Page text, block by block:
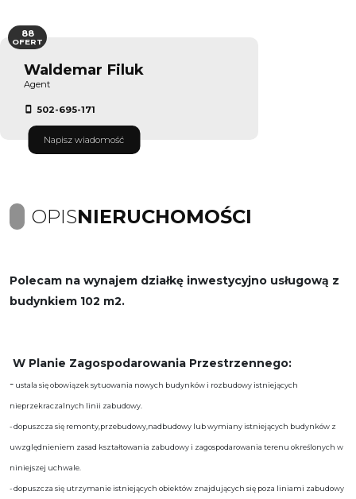
Waldemar Filuk
Agent
502-695-171
Napisz wiadomość
88
OFERT
OPISNIERUCHOMOŚCI
Polecam na wynajem działkę inwestycyjno usługową z
budynkiem 102 m2.
W Planie Zagospodarowania Przestrzennego:
- ustala się obowiązek sytuowania nowych budynków i rozbudowy istniejących
nieprzekraczalnych linii zabudowy.
- dopuszcza się remonty,przebudowy,nadbudowy lub wymiany istniejących budynków z
uwzględnieniem zasad kształtowania zabudowy i zagospodarowania terenu określonych w
niniejszej uchwale.
- dopuszcza się utrzymanie istniejących obiektów znajdujących się poza liniami zabudowy